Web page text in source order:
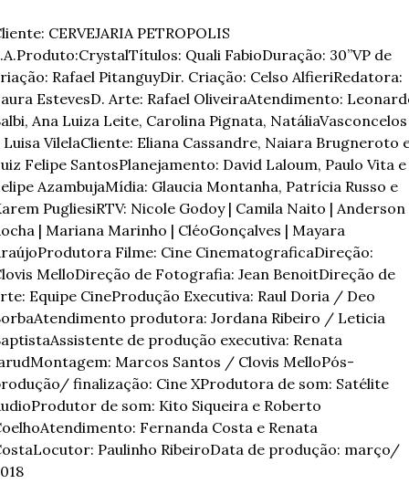
CERVEJARIA PETROPOLIS
Produto:CrystalTítulos: Quali FabioDuração: 30”VP de
Rafael PitanguyDir. Criação: Celso AlfieriRedatora:
EstevesD. Arte: Rafael OliveiraAtendimento:
Ana Luiza Leite, Carolina Pignata, NatáliaVasconcelos
Luisa VilelaCliente: Eliana Cassandre, Naiara Brugneroto
Felipe SantosPlanejamento: David Laloum, Paulo Vita e
AzambujaMídia: Glaucia Montanha, Patrícia Russo e
PugliesiRTV: Nicole Godoy | Camila Naito | Anderson
| Mariana Marinho | CléoGonçalves | Mayara
Produtora Filme: Cine CinematograficaDireção:
MelloDireção de Fotografia: Jean BenoitDireção de
Equipe CineProdução Executiva: Raul Doria / Deo
Atendimento produtora: Jordana Ribeiro / Leticia
Assistente de produção executiva: Renata
Montagem: Marcos Santos / Clovis MelloPós-
finalização: Cine XProdutora de som: Satélite
Produtor de som: Kito Siqueira e Roberto
Atendimento: Fernanda Costa e Renata
Locutor: Paulinho RibeiroData de produção: março/